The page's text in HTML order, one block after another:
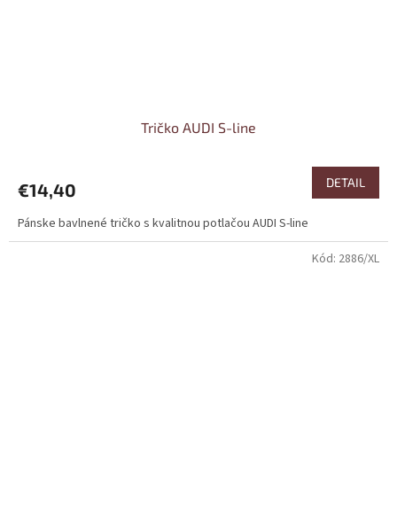
Tričko AUDI S-line
€14,40 DETAIL
Pánske bavlnené tričko s kvalitnou potlačou AUDI S-line
Kód: 2886/XL